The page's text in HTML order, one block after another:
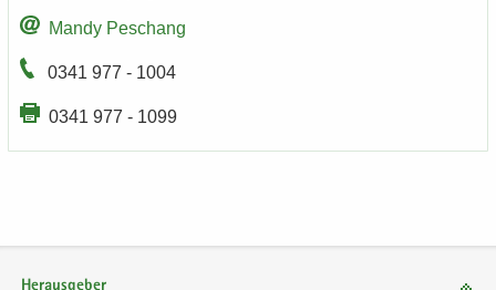
Mandy Peschang
0341 977 - 1004
0341 977 - 1099
Herausgeber